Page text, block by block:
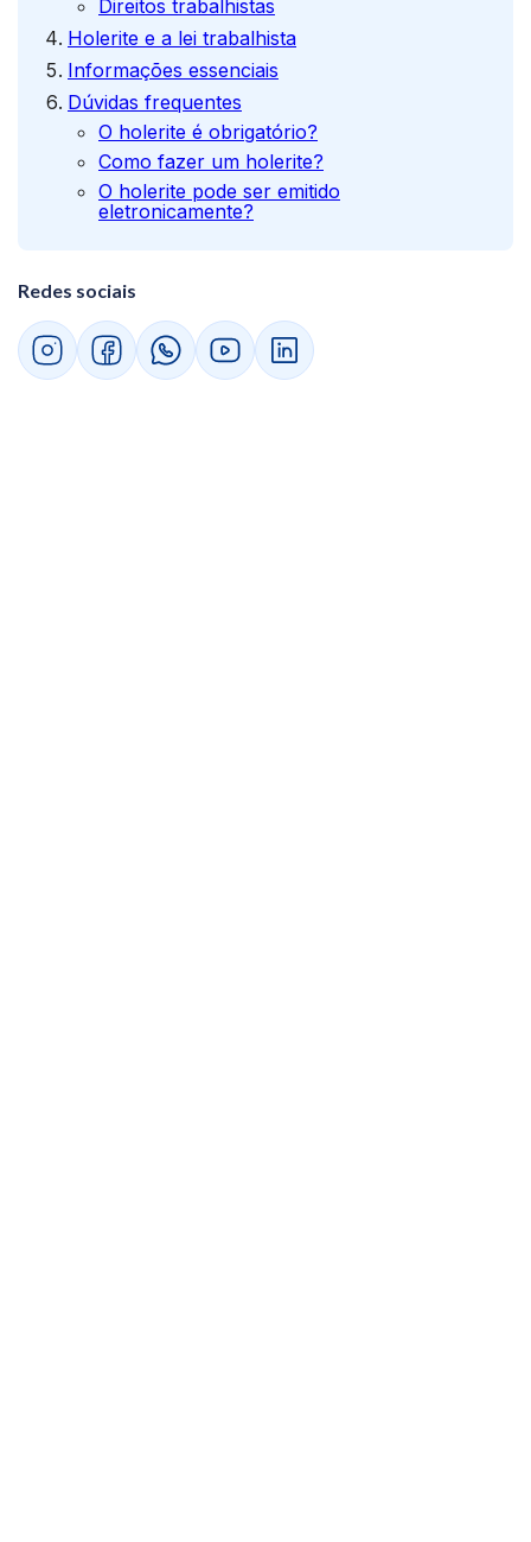
Direitos trabalhistas
Holerite e a lei trabalhista
Informações essenciais
Dúvidas frequentes
O holerite é obrigatório?
Como fazer um holerite?
O holerite pode ser emitido
eletronicamente?
Como corrigir erros no holerite?
Quando o holerite deve ser entregue?
O que fazer se o empregado não
concordar com os valores do holerite?
Redes sociais